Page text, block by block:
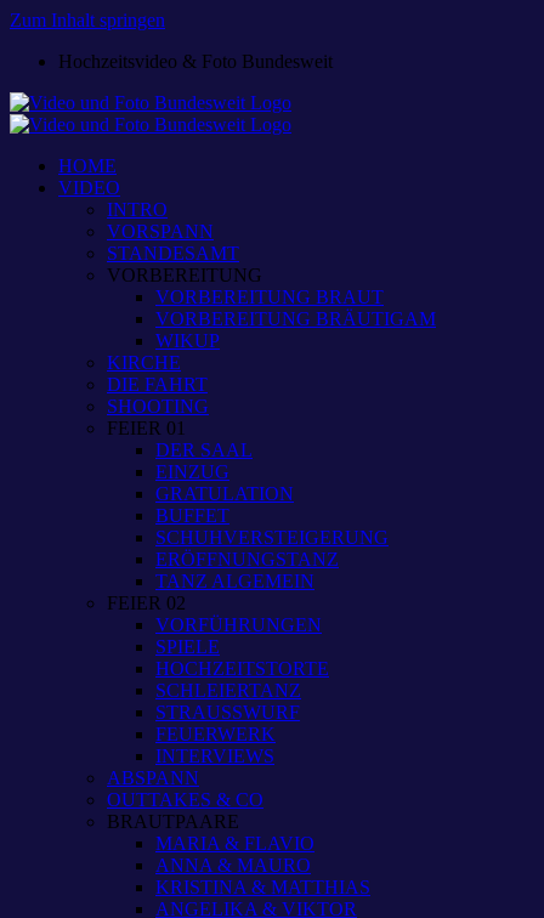
Zum Inhalt springen
Hochzeitsvideo & Foto Bundesweit
HOME
VIDEO
INTRO
VORSPANN
STANDESAMT
VORBEREITUNG
VORBEREITUNG BRAUT
VORBEREITUNG BRÄUTIGAM
WIKUP
KIRCHE
DIE FAHRT
SHOOTING
FEIER 01
DER SAAL
EINZUG
GRATULATION
BUFFET
SCHUHVERSTEIGERUNG
ERÖFFNUNGSTANZ
TANZ ALGEMEIN
FEIER 02
VORFÜHRUNGEN
SPIELE
HOCHZEITSTORTE
SCHLEIERTANZ
STRAUSSWURF
FEUERWERK
INTERVIEWS
ABSPANN
OUTTAKES & CO
BRAUTPAARE
MARIA & FLAVIO
ANNA & MAURO
KRISTINA & MATTHIAS
ANGELIKA & VIKTOR